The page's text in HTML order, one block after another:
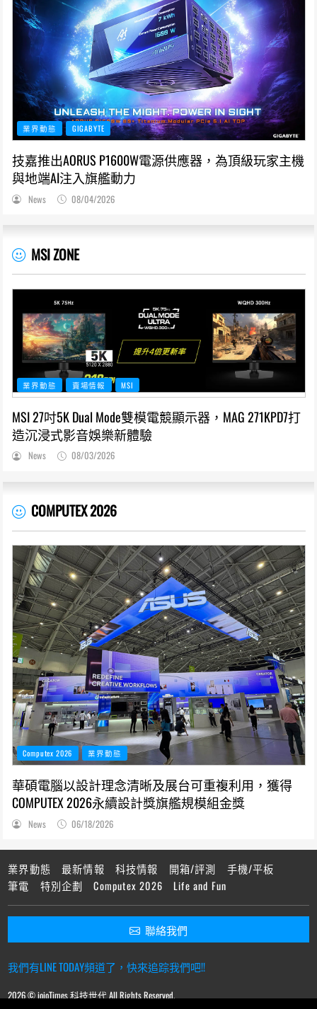
業界動態 GIGABYTE
技嘉推出AORUS P1600W電源供應器，為頂級玩家主機
與地端AI注入旗艦動力
News 08/04/2026
MSI ZONE
業界動態 賣場情報 MSI
MSI 27吋5K Dual Mode雙模電競顯示器，MAG 271KPD7打
造沉浸式影音娛樂新體驗
News 08/03/2026
COMPUTEX 2026
Computex 2026 業界動態
華碩電腦以設計理念清晰及展台可重複利用，獲得
COMPUTEX 2026永續設計獎旗艦規模組金獎
News 06/18/2026
業界動態 最新情報 科技情報 開箱/評測
手機/平板
筆電
特別企劃 Computex 2026 Life and Fun
聯絡我們
我們有LINE TODAY頻道了，快來追踪我們吧!!
2026 © ioioTimes 科技世代 All Rights Reserved.